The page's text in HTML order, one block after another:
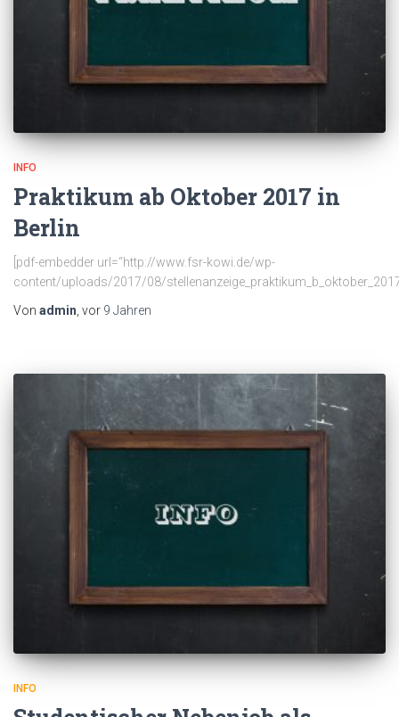
INFO
Praktikum ab Oktober 2017 in
Berlin
[pdf-embedder url=“http://www.fsr-kowi.de/wp-
content/uploads/2017/08/
Von admin , vor 9 Jahren
INFO